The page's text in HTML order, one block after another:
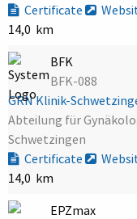
Certificate
14,0 km
BFK
BFK-088
GRN Klinik-
Abteilung für
Schwetzingen
Certificate
14,0 km
EPZmax